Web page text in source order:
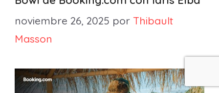
noviembre 26, 2025 por Thibault
Masson